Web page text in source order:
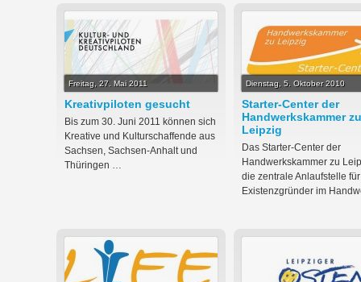
Freitag, 27. Mai 2011
Kreativpiloten gesucht
Bis zum 30. Juni 2011 können sich
Kreative und Kulturschaffende aus
Sachsen, Sachsen-Anhalt und
Thüringen …
Dienstag, 5. Oktober 2010
Starter-Center der
Handwerkskammer zu
Leipzig
Das Starter-Center der
Handwerkskammer zu
die zentrale Anlaufstelle
Existenzgründer im